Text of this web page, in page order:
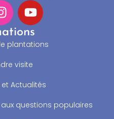
plantations
visite
Actualités
questions populaires